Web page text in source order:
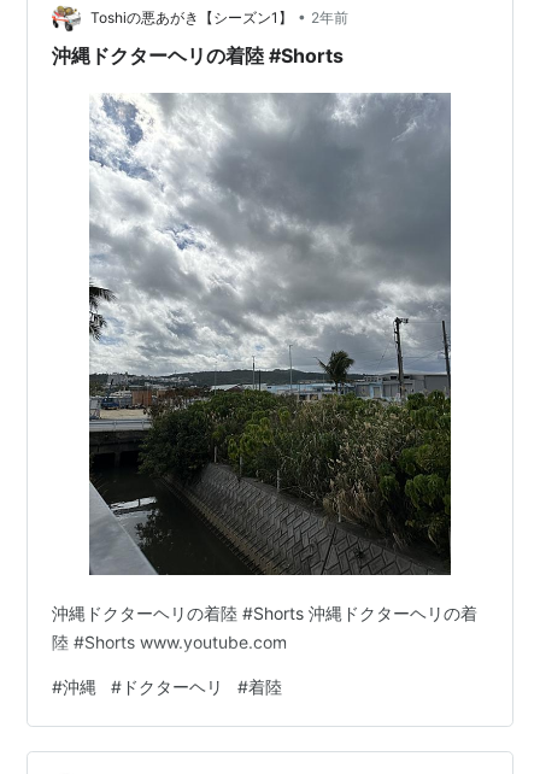
ん顔 返事しない・・！ 時々こんな「くそジジイ」…
Toshiの悪あがき【シーズン1】 • 2年前
沖縄ドクターヘリの着陸 #Shorts
沖縄ドクターヘリの着陸 #Shorts 沖縄ドクターヘリの着
陸 #Shorts www.youtube.com
#沖縄 # ドクターヘリ #着陸